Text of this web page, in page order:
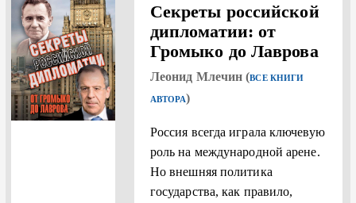
Секреты российской
дипломатии: от
Громыко до Лаврова
Леонид Млечин (ВСЕ КНИГИ
АВТОРА)
Россия всегда играла ключевую
роль на международной арене.
Но внешняя политика
государства, как правило,